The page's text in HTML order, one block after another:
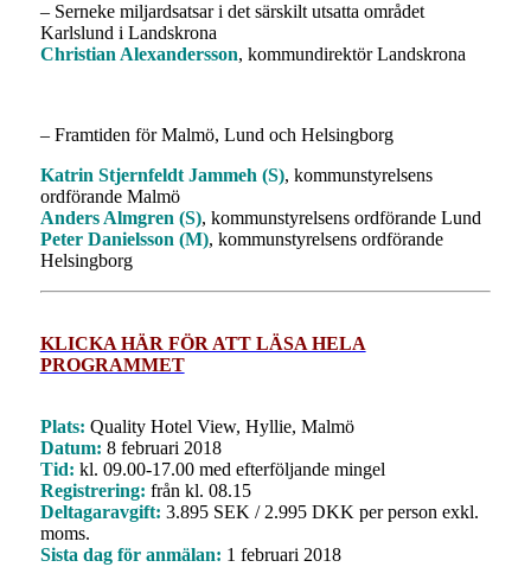
– Serneke miljardsatsar i det särskilt utsatta området
Karlslund i Landskrona
Christian Alexandersson, kommundirektör Landskrona
– Framtiden för Malmö, Lund och Helsingborg
Katrin Stjernfeldt Jammeh (S), kommunstyrelsens
ordförande Malmö
Anders Almgren (S), kommunstyrelsens ordförande Lund
Peter Danielsson (M), kommunstyrelsens ordförande
Helsingborg
KLICKA HÄR FÖR ATT LÄSA HELA
PROGRAMMET
Plats: Quality Hotel View, Hyllie, Malmö
Datum: 8 februari 2018
Tid: kl. 09.00-17.00 med efterföljande mingel
Registrering: från kl. 08.15
Deltagaravgift: 3.895 SEK / 2.995 DKK per person exkl.
moms.
Sista dag för anmälan: 1 februari 2018